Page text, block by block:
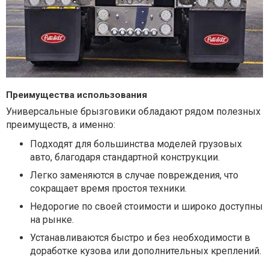
Преимущества использования
Универсальные брызговики обладают рядом полезных
преимуществ, а именно:
Подходят для большинства моделей грузовых
авто, благодаря стандартной конструкции.
Легко заменяются в случае повреждения, что
сокращает время простоя техники.
Недорогие по своей стоимости и широко доступны
на рынке.
Устанавливаются быстро и без необходимости в
доработке кузова или дополнительных креплений.